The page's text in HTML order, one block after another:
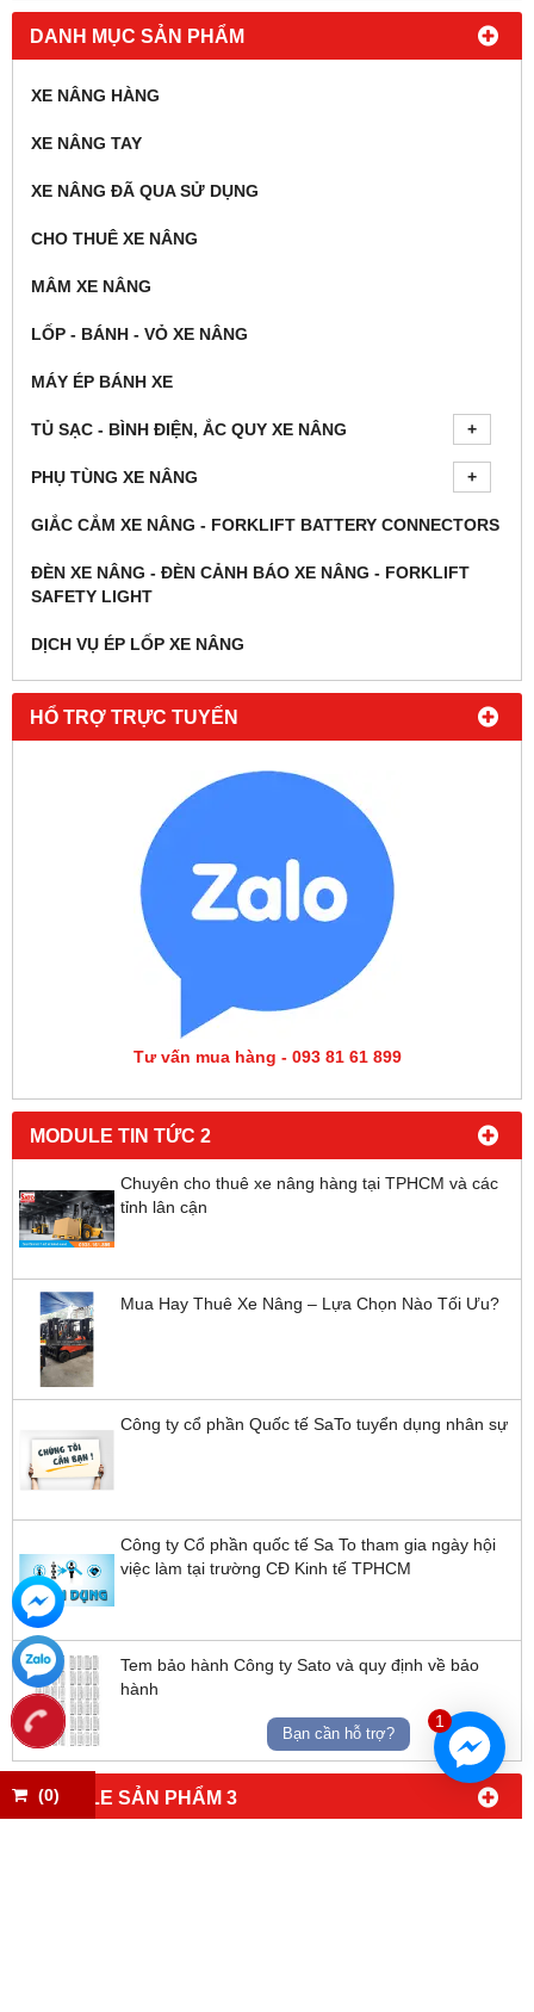
DANH MỤC SẢN PHẨM
XE NÂNG HÀNG
XE NÂNG TAY
XE NÂNG ĐÃ QUA SỬ DỤNG
CHO THUÊ XE NÂNG
MÂM XE NÂNG
LỐP - BÁNH - VỎ XE NÂNG
MÁY ÉP BÁNH XE
TỦ SẠC - BÌNH ĐIỆN, ẮC QUY XE NÂNG
PHỤ TÙNG XE NÂNG
GIẮC CẮM XE NÂNG - FORKLIFT BATTERY CONNECTORS
ĐÈN XE NÂNG - ĐÈN CẢNH BÁO XE NÂNG - FORKLIFT
SAFETY LIGHT
DỊCH VỤ ÉP LỐP XE NÂNG
HỔ TRỢ TRỰC TUYẾN
Tư vấn mua hàng - 093 81 61 899
MODULE TIN TỨC 2
Chuyên cho thuê xe nâng hàng tại TPHCM và các
tỉnh lân cận
Mua Hay Thuê Xe Nâng – Lựa Chọn Nào Tối Ưu?
Công ty cổ phần Quốc tế SaTo tuyển dụng nhân sự
Công ty Cổ phần quốc tế Sa To tham gia ngày hội
việc làm tại trường CĐ Kinh tế TPHCM
Tem bảo hành Công ty Sato và quy định về bảo
hành
MODULE SẢN PHẨM 3
(0)
1
Bạn cần hỗ trợ?